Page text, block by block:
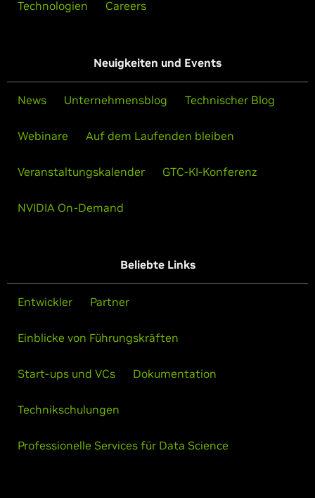
Technologien Careers
Neuigkeiten und Events
News Unternehmensblog Technischer Blog
Webinare Auf dem Laufenden bleiben
Veranstaltungskalender GTC-KI-Konferenz
NVIDIA On-Demand
Beliebte Links
Entwickler Partner
Einblicke von Führungskräften
Start-ups und VCs Dokumentation
Technikschulungen
Professionelle Services für Data Science